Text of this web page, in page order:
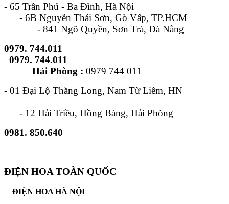
- 65 Trần Phú - Ba Đình, Hà Nội
- 6B Nguyễn Thái Sơn, Gò Vấp, TP.HCM
- 841 Ngô Quyền, Sơn Trà, Đà Nẵng
0979. 744.011
0979. 744.011
Hải Phòng : 0979 744 011
- 01 Đại Lộ Thăng Long, Nam Từ Liêm, HN
- 12 Hải Triều, Hồng Bàng, Hải Phòng
0981. 850.640
ĐIỆN HOA TOÀN QUỐC
ĐIỆN HOA HÀ NỘI